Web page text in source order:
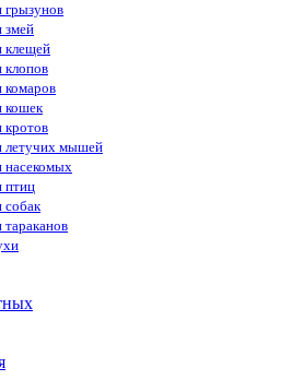
грызунов
змей
клещей
клопов
комаров
кошек
кротов
летучих мышей
насекомых
птиц
собак
тараканов